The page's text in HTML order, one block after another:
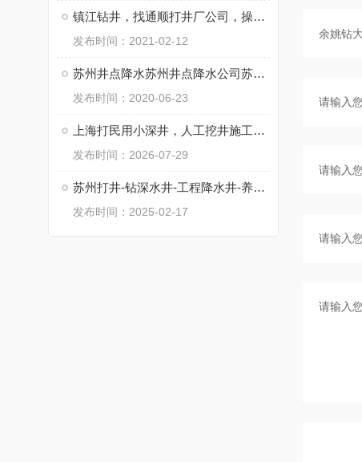
镇江钻井，找通顺打井厂公司，操作施工快
发布时间：2021-02-12
苏州井点降水苏州井点降水公司苏州井点降水有限公司通泉降水公司
发布时间：2020-06-23
上海打民用小深井，人工挖井施工，工程降水井
发布时间：2026-07-29
苏州打井-钻深水井-工程降水井-养殖井
发布时间：2025-02-17